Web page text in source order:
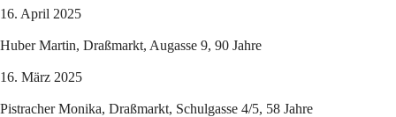
16. April 2025
Huber Martin, Draßmarkt, Augasse 9, 90 Jahre
16. März 2025
Pistracher Monika, Draßmarkt, Schulgasse 4/5, 58 Jahre